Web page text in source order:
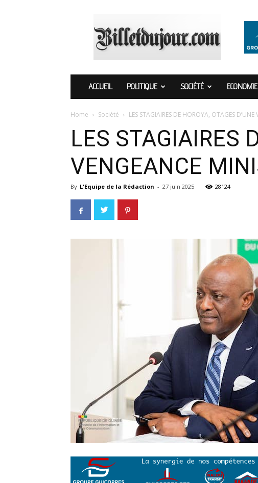
ACCUEIL POLITIQUE SOCIÉTÉ ECONOMIE
Home Société LES STAGIAIRES DE HOROYA, OTAGES D’UNE
LES STAGIAIRES
VENGEANCE
By L'Equipe de la Rédaction - 27 juin 2025 28124